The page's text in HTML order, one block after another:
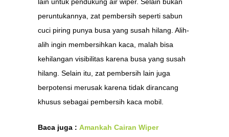
peruntukannya, zat pembersih seperti sabun
cuci piring punya busa yang susah hilang. Alih-
alih ingin membersihkan kaca, malah bisa
kehilangan visibilitas karena busa yang susah
hilang. Selain itu, zat pembersih lain juga
berpotensi merusak karena tidak dirancang
khusus sebagai pembersih kaca mobil.
Baca juga : Amankah Cairan Wiper